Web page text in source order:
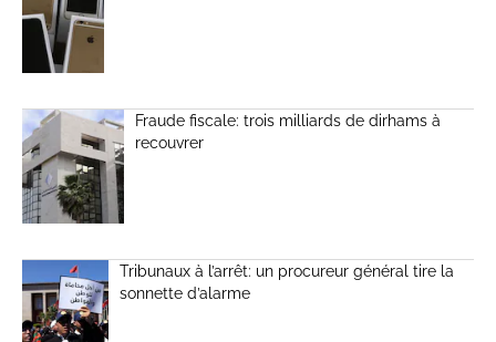
Fraude fiscale: trois milliards de dirhams à
recouvrer
Tribunaux à l’arrêt: un procureur général tire la
sonnette d’alarme